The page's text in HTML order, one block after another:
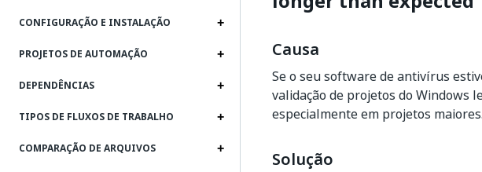
CONFIGURAÇÃO E INSTALAÇÃO
PROJETOS DE AUTOMAÇÃO
DEPENDÊNCIAS
TIPOS DE FLUXOS DE TRABALHO
COMPARAÇÃO DE ARQUIVOS
Causa
Se o seu software de antivírus
validação de projetos do Windows
especialmente em projetos maiores.
Solução